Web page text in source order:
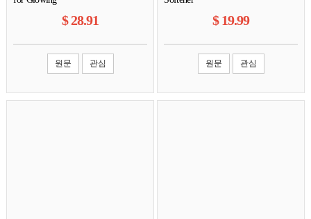
$28.91
원문 관심
$19.99
원문 관심